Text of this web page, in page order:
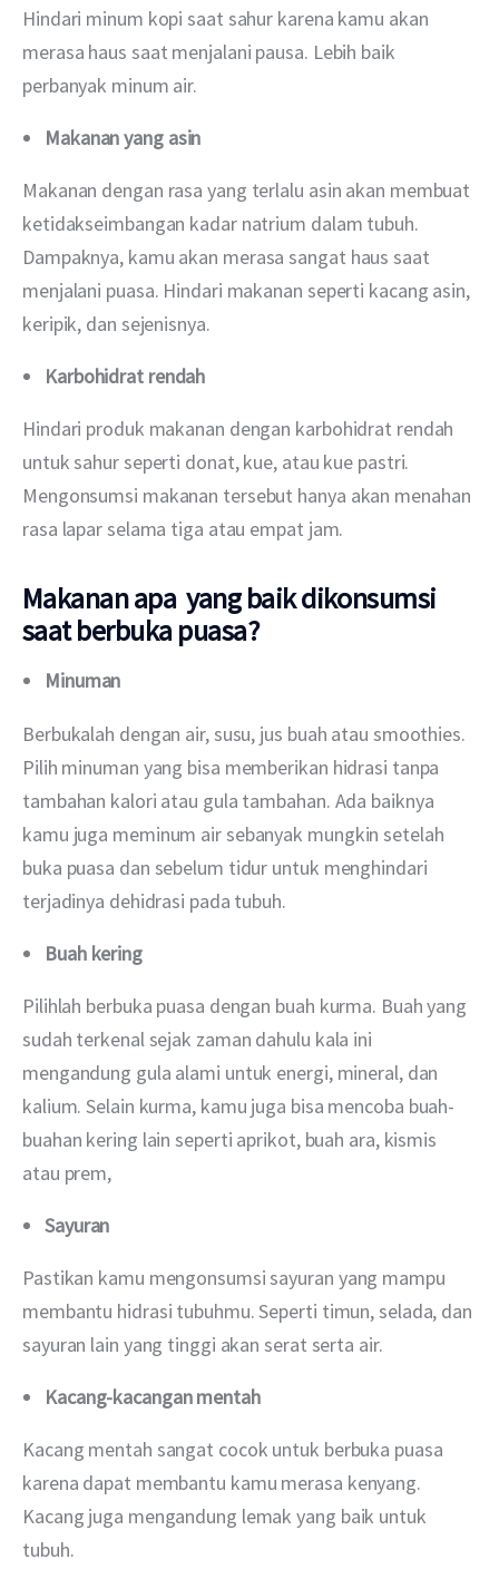
Hindari minum kopi saat sahur karena kamu akan
merasa haus saat menjalani pausa. Lebih baik
perbanyak minum air.
Makanan yang asin
Makanan dengan rasa yang terlalu asin akan membuat
ketidakseimbangan kadar natrium dalam tubuh.
Dampaknya, kamu akan merasa sangat haus saat
menjalani puasa. Hindari makanan seperti kacang asin,
keripik, dan sejenisnya.
Karbohidrat rendah
Hindari produk makanan dengan karbohidrat rendah
untuk sahur seperti donat, kue, atau kue pastri.
Mengonsumsi makanan tersebut hanya akan menahan
rasa lapar selama tiga atau empat jam.
Makanan apa yang baik dikonsumsi
saat berbuka puasa?
Minuman
Berbukalah dengan air, susu, jus buah atau smoothies.
Pilih minuman yang bisa memberikan hidrasi tanpa
tambahan kalori atau gula tambahan. Ada baiknya
kamu juga meminum air sebanyak mungkin setelah
buka puasa dan sebelum tidur untuk menghindari
terjadinya dehidrasi pada tubuh.
Buah kering
Pilihlah berbuka puasa dengan buah kurma. Buah yang
sudah terkenal sejak zaman dahulu kala ini
mengandung gula alami untuk energi, mineral, dan
kalium. Selain kurma, kamu juga bisa mencoba buah-
buahan kering lain seperti aprikot, buah ara, kismis
atau prem,
Sayuran
Pastikan kamu mengonsumsi sayuran yang mampu
membantu hidrasi tubuhmu. Seperti timun, selada, dan
sayuran lain yang tinggi akan serat serta air.
Kacang-kacangan mentah
Kacang mentah sangat cocok untuk berbuka puasa
karena dapat membantu kamu merasa kenyang.
Kacang juga mengandung lemak yang baik untuk
tubuh.